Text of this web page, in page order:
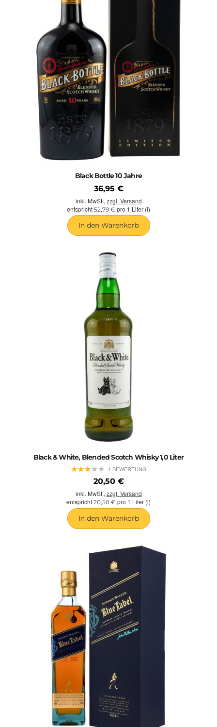
Black Bottle 10 Jahre
36,95 €
inkl. MwSt., zzgl. Versand
entspricht 52,79 € pro 1 Liter (l)
In den Warenkorb
Black & White, Blended Scotch Whisky 1,0 Liter
★★★★★
★★★★★ 1 BEWERTUNG
20,50 €
inkl. MwSt.,zzgl. Versand
entspricht 20,50 € pro 1 Liter (l)
In den Warenkorb